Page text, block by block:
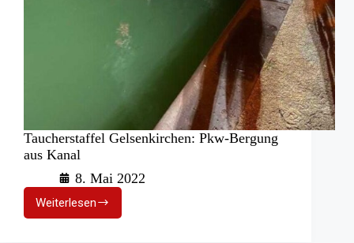
Taucherstaffel Gelsenkirchen: Pkw-Bergung
aus Kanal
8. Mai 2022
WeiterlesenTaucherstaffel
Gelsenkirchen: